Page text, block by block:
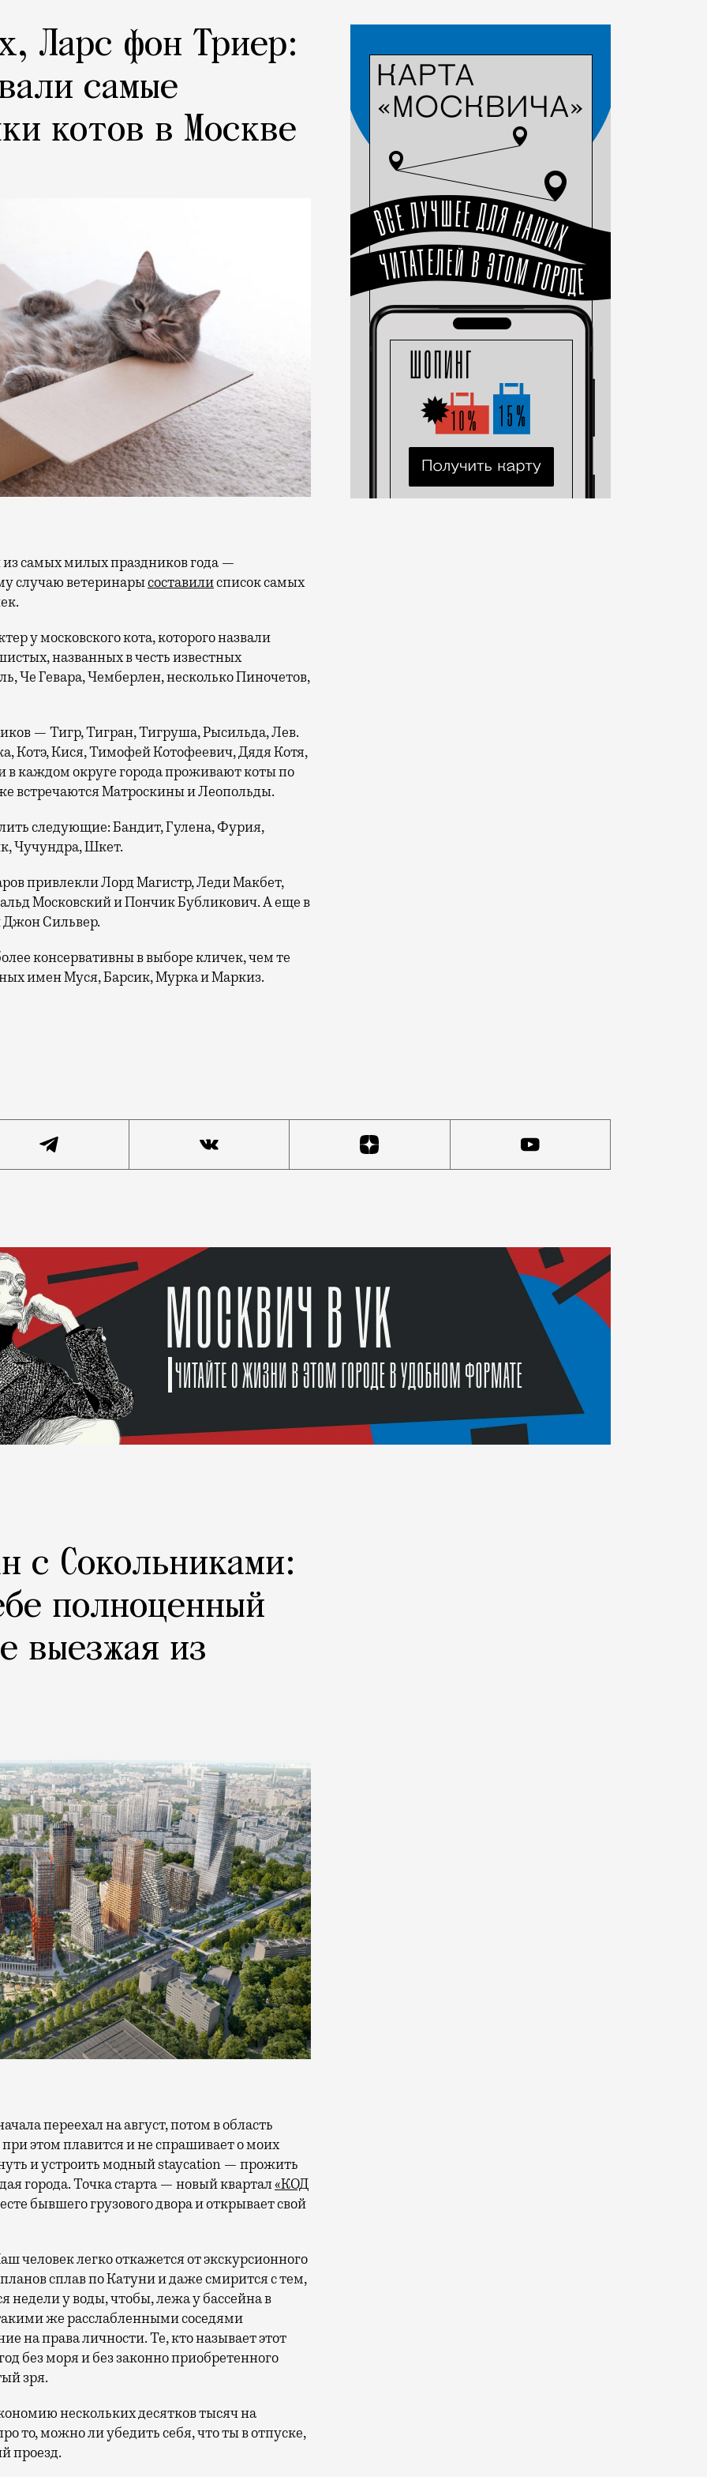
Ларс фон Триер:
самые
котов в Москве
случаю ветеринарысоставилисписок самых
у московского кота, которого назвали
названных в честь известных
Че Гевара, Чемберлен, несколько Пиночетов,
— Тигр, Тигран, Тигруша, Рысильда, Лев.
Котэ, Кися, Тимофей Котофеевич, Дядя Котя,
каждом округе города проживают коты по
встречаются Матроскины и Леопольды.
следующие: Бандит, Гулена, Фурия,
Чучундра, Шкет.
привлекли Лорд Магистр, Леди Макбет,
Московский и Пончик Бубликович. А еще в
Джон Сильвер.
консервативны в выборе кличек, чем те
имен Муся, Барсик, Мурка и Маркиз.
милых праздников года — Всемирный день кошек. И по такому случаю ветеринары составили
с Сокольниками:
полноценный
выезжая из
этом плавится и не спрашивает о моих
и устроить модный staycation — прожить
города. Точка старта — новый квартал«КОД
бывшего грузового двора и открывает свой
легко откажется от экскурсионного
сплав по Катуни и даже смирится с тем,
у воды, чтобы, лежа у бассейна в
же расслабленными соседями
на права личности. Те, кто называет этот
без моря и без законно приобретенного
зря.
нескольких десятков тысяч на
то, можно ли убедить себя, что ты в отпуске,
проезд.